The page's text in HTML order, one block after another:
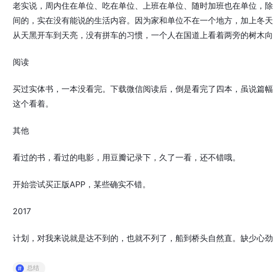
老实说，周内住在单位、吃在单位、上班在单位、随时加班也在单位，
间的，实在没有能说的生活内容。因为家和单位不在一个地方，加上冬
从天黑开车到天亮，没有拼车的习惯，一个人在国道上看着两旁的树木
阅读
买过实体书，一本没看完。下载微信阅读后，倒是看完了四本，虽说篇
这个看着。
其他
看过的书，看过的电影，用豆瓣记录下，久了一看，还不错哦。
开始尝试买正版APP，某些确实不错。
2017
计划，对我来说就是达不到的，也就不列了，船到桥头自然直。缺少心
总结